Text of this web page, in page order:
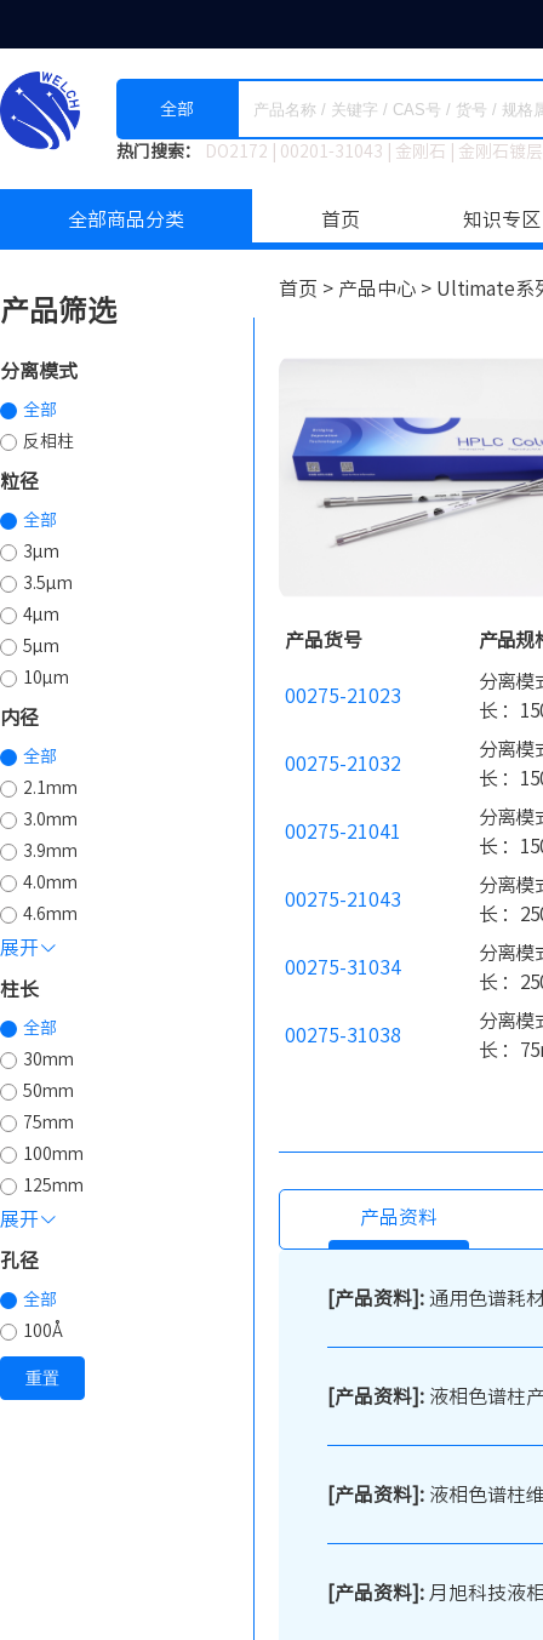
全部
热门搜索： DO2172 00201-31043 金刚石 金刚石镀
全部商品分类 首页 知识专区
首页 > 产品中心 > Ultimate系
产品筛选
分离模式
全部
反相柱
粒径
全部
3µm
3.5µm
4µm
5µm
10µm
内径
全部
2.1mm
3.0mm
3.9mm
4.0mm
4.6mm
展开
柱长
全部
30mm
50mm
75mm
100mm
125mm
展开
孔径
全部
100Å
重置
产品货号 产品规
00275-21023
分离模
长 ：
00275-21032
分离模
长 ：
00275-21041
分离模
长 ：
00275-21043
分离模
长 ：
00275-31034
分离模
长 ：
00275-31038
分离模
长 ：
产品资料
[产品资料]: 通用色谱耗
[产品资料]: 液相色谱柱
[产品资料]: 液相色谱柱
[产品资料]: 月旭科技液